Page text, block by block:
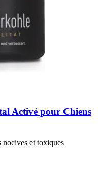
Activé pour Chiens
nocives et toxiques